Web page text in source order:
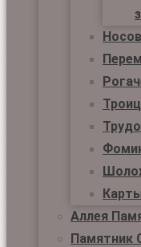
Аллея
Памятник